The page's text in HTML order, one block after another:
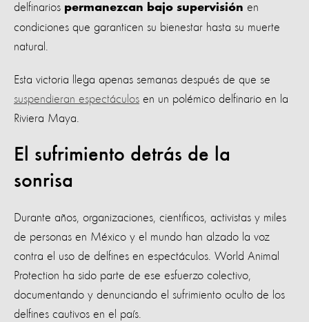
delfinarios permanezcan bajo supervisión en
condiciones que garanticen su bienestar hasta su muerte
natural.
Esta victoria llega apenas semanas después de que se
suspendieran espectáculos en un polémico delfinario en la
Riviera Maya.
El sufrimiento detrás de la
sonrisa
Durante años, organizaciones, científicos, activistas y miles
de personas en México y el mundo han alzado la voz
contra el uso de delfines en espectáculos. World Animal
Protection ha sido parte de ese esfuerzo colectivo,
documentando y denunciando el sufrimiento oculto de los
delfines cautivos en el país.